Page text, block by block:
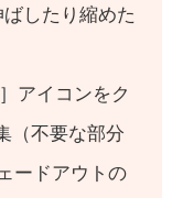
したり縮めた
アイコンをク
（不要な部分
ードアウトの